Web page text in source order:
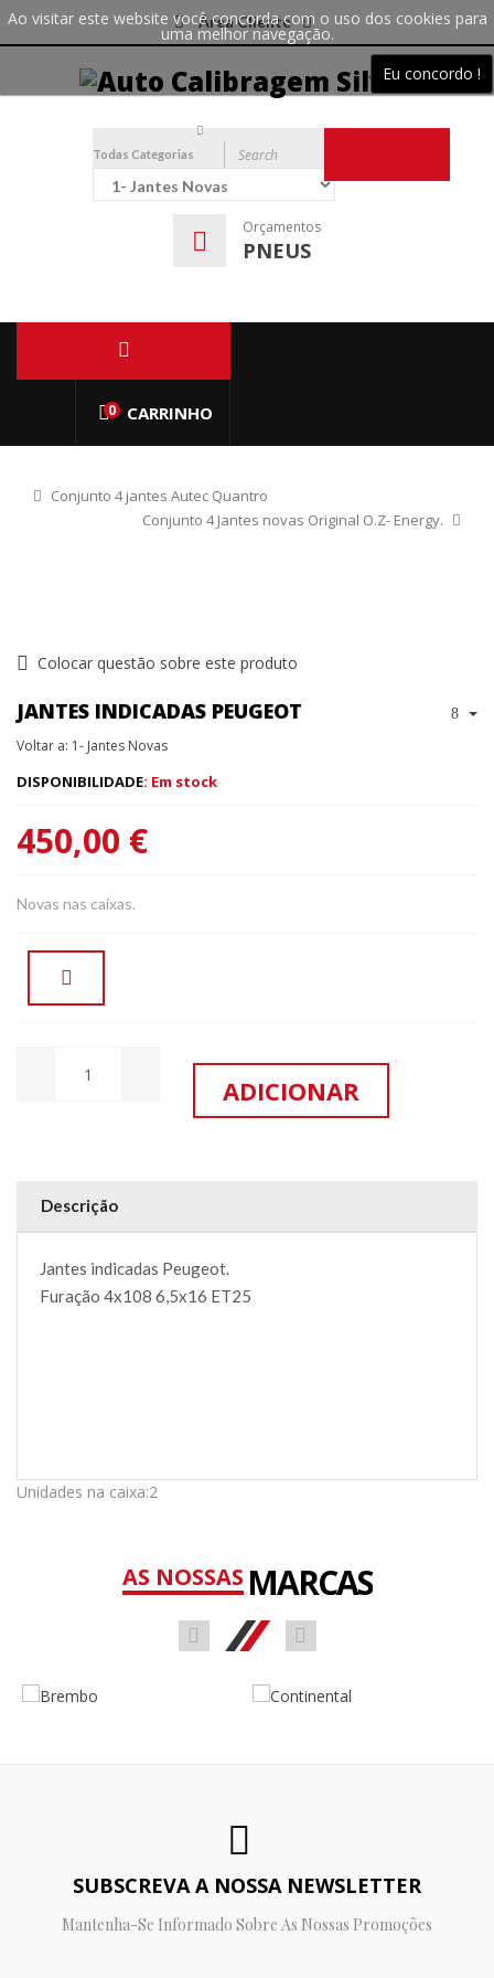
Ao visitar este website você concorda com o uso dos cookies para
uma melhor navegação.
Eu concordo !
Área Cliente
Todas Categorias
Orçamentos
PNEUS
0 CARRINHO
Conjunto 4 jantes Autec Quantro
Conjunto 4 Jantes novas Original O.Z- Energy.
Colocar questão sobre este produto
JANTES INDICADAS PEUGEOT
Voltar a: 1- Jantes Novas
DISPONIBILIDADE: Em stock
450,00 €
Novas nas caixas.
Descrição
Jantes indicadas Peugeot.
Furação 4x108 6,5x16 ET25
Unidades na caixa:2
AS NOSSASMARCAS
SUBSCREVA A NOSSA NEWSLETTER
Mantenha-Se Informado Sobre As Nossas Promoções